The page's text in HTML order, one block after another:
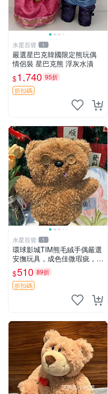
水星百貨 1
嚴選星巴克韓國限定熊玩偶
情侶裝 星巴克熊 浮灰水漬
$1,740 95折
折扣碼
水星百貨 1
環球影城TIM熊毛絨手偶嚴選
安撫玩具，成色佳微瑕疵，贈
小禮物超值優惠 TIM熊 毛絨
手偶 安撫 toy 嚴選
$510 89折
折扣碼